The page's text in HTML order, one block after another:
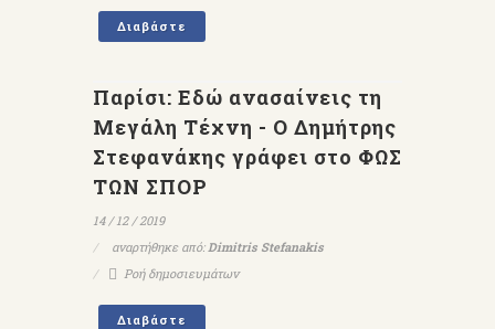
Διαβάστε
Παρίσι: Eδώ ανασαίνεις τη
Μεγάλη Τέχνη - Ο Δημήτρης
Στεφανάκης γράφει στο ΦΩΣ
ΤΩΝ ΣΠΟΡ
14 / 12 / 2019
αναρτήθηκε από:Dimitris Stefanakis
Ροή δημοσιευμάτων
Διαβάστε